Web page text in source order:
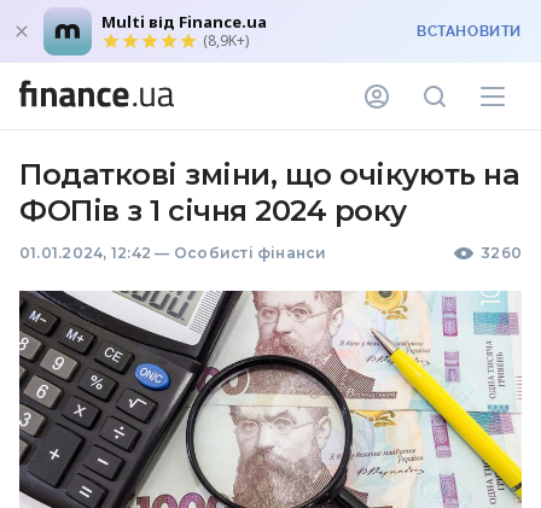
Multi від Finance.ua
(8,9K+) ВСТАНОВИТИ
Податкові зміни, що очікують на
ФОПів з 1 січня 2024 року
01.01.2024, 12:42 — Особисті фінанси 3260